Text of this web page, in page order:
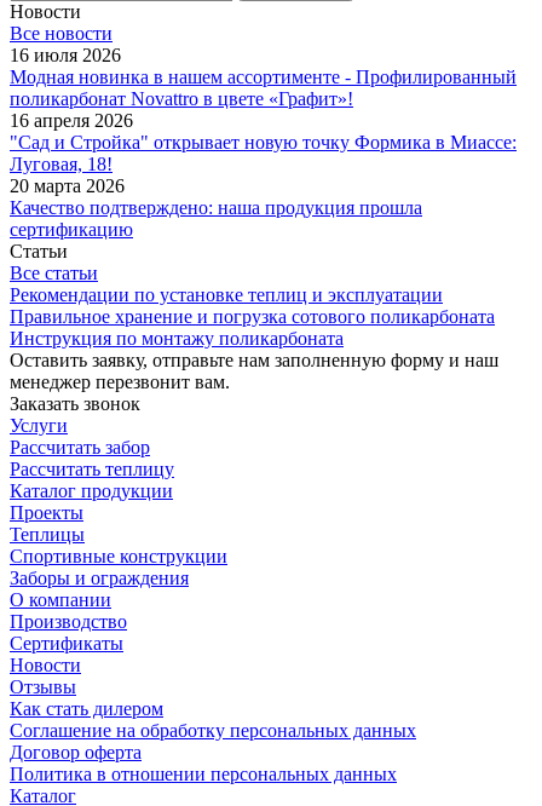
Новости
Все новости
16 июля 2026
Модная новинка в нашем ассортименте - Профилированный
поликарбонат Novattro в цвете «Графит»!
16 апреля 2026
"Сад и Стройка" открывает новую точку Формика в Миассе:
Луговая, 18!
20 марта 2026
Качество подтверждено: наша продукция прошла
сертификацию
Статьи
Все статьи
Рекомендации по установке теплиц и эксплуатации
Правильное хранение и погрузка сотового поликарбоната
Инструкция по монтажу поликарбоната
Оставить заявку, отправьте нам заполненную форму и наш
менеджер перезвонит вам.
Заказать звонок
Услуги
Рассчитать забор
Рассчитать теплицу
Каталог продукции
Проекты
Теплицы
Спортивные конструкции
Заборы и ограждения
О компании
Производство
Сертификаты
Новости
Отзывы
Как стать дилером
Соглашение на обработку персональных данных
Договор оферта
Политика в отношении персональных данных
Каталог